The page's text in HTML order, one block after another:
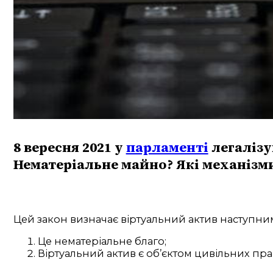
8 вересня 2021 у парламенті
Нематеріальне майно? Які
Цей закон визначає віртуальний актив
Це нематеріальне благо;
Віртуальний актив є об’єктом цивільних